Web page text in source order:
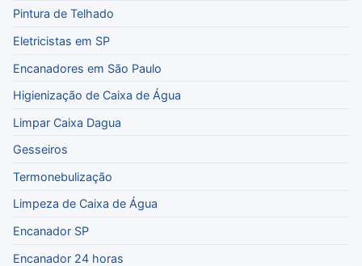
Pintura de Telhado
Eletricistas em SP
Encanadores em São Paulo
Higienização de Caixa de Água
Limpar Caixa Dagua
Gesseiros
Termonebulização
Limpeza de Caixa de Água
Encanador SP
Encanador 24 horas